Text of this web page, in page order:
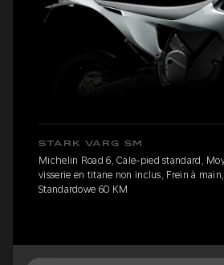
STARK VARG SM
Michelin Road 6, Cale-pied standard,
visserie en titane non inclus, Frein à
Standardowe 60 KM